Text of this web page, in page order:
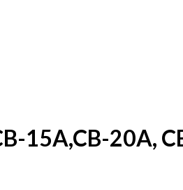
15A,CB-20A,